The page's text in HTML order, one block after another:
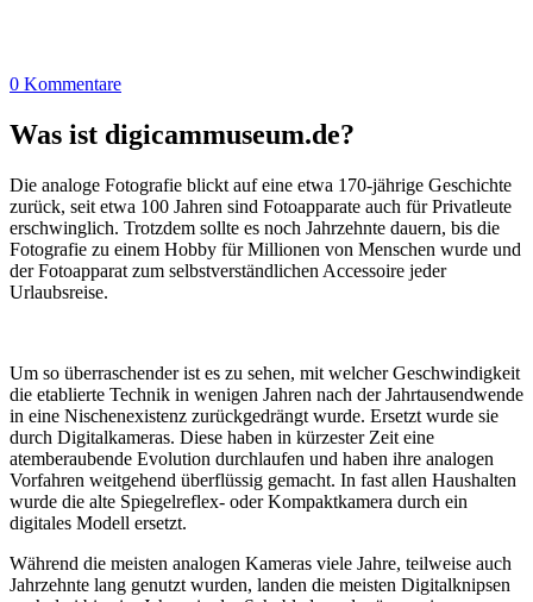
0 Kommentare
Was ist digicammuseum.de?
Die analoge Fotografie blickt auf eine etwa 170-jährige Geschichte
zurück, seit etwa 100 Jahren sind Fotoapparate auch für Privatleute
erschwinglich. Trotzdem sollte es noch Jahrzehnte dauern, bis die
Fotografie zu einem Hobby für Millionen von Menschen wurde und
der Fotoapparat zum selbstverständlichen Accessoire jeder
Urlaubsreise.
Um so überraschender ist es zu sehen, mit welcher Geschwindigkeit
die etablierte Technik in wenigen Jahren nach der Jahrtausendwende
in eine Nischenexistenz zurückgedrängt wurde. Ersetzt wurde sie
durch Digitalkameras. Diese haben in kürzester Zeit eine
atemberaubende Evolution durchlaufen und haben ihre analogen
Vorfahren weitgehend überflüssig gemacht. In fast allen Haushalten
wurde die alte Spiegelreflex- oder Kompaktkamera durch ein
digitales Modell ersetzt.
Während die meisten analogen Kameras viele Jahre, teilweise auch
Jahrzehnte lang genutzt wurden, landen die meisten Digitalknipsen